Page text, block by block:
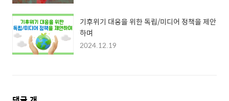
기후위기 대응을 위한 독립/미디어 정책을 제안
하며
2024.12.19